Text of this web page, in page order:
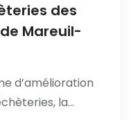
des
Mareuil-
d’amélioration
la...